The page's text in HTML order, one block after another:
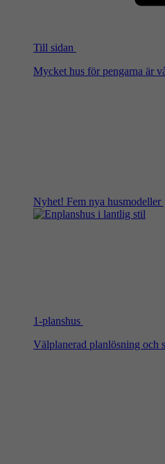
Till sidan
Mycket hus för pengarna är
Nyhet! Fem nya husmodeller
1-planshus
Välplanerad planlösning och